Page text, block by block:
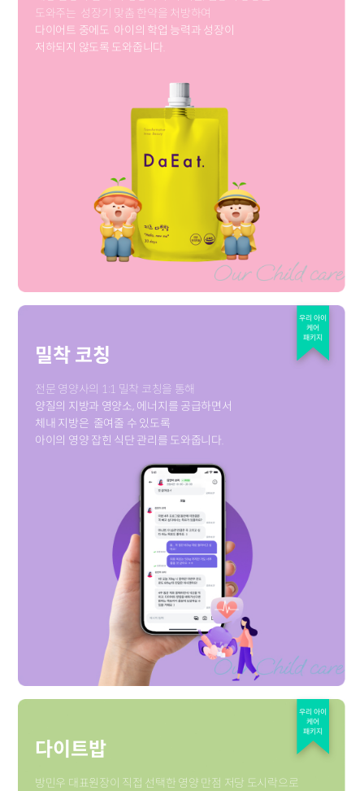
도와주는 성장기 맞춤 한약을 처방하여
다이어트 중에도 아이의 학업 능력과 성장이
저하되지 않도록 도와줍니다.
우리 아이
케어
패키지
밀착 코칭
전문 영양사의 1:1 밀착 코칭을 통해
양질의 지방과 영양소, 에너지를 공급하면서
체내 지방은 줄여줄 수 있도록
아이의 영양 잡힌 식단 관리를 도와줍니다.
우리 아이
케어
패키지
다이트밥
방민우 대표원장이 직접 선택한 영양 만점 저당 도시락으로